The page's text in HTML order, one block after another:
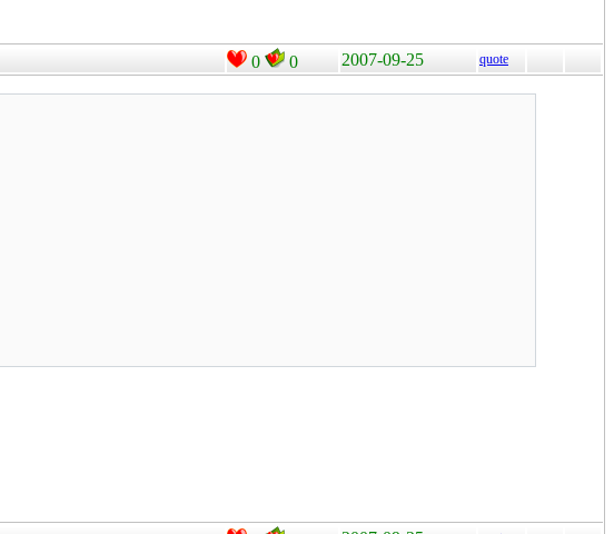
0 0 2007-09-25 quote